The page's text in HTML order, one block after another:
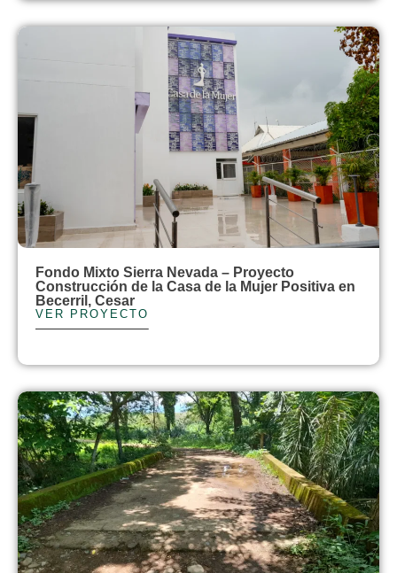
Fondo Mixto Sierra Nevada – Proyecto
Construcción de la Casa de la Mujer Positiva en
Becerril, Cesar
VER PROYECTO